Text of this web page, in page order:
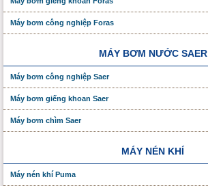
Máy bơm công nghiệp Foras
MÁY BƠM NƯỚC SAER
Máy bơm công nghiệp Saer
Máy bơm giếng khoan Saer
Máy bơm chìm Saer
MÁY NÉN KHÍ
Máy nén khí Puma